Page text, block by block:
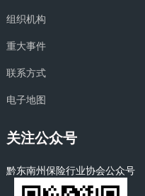
组织机构
重大事件
联系方式
电子地图
关注公众号
黔东南州保险行业协会公众号